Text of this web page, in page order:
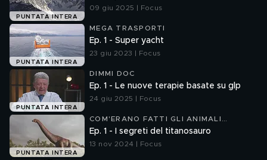
PUNTATA INTERA
09 giu 2025 | Focus
PUNTATA INTERA
MEGA TRASPORTI
Ep. 1 - Super yacht
23 giu 2023 | Focus
PUNTATA INTERA
DIMMI DOC
Ep. 1 - Le nuove terapie basate su glp
24 giu 2025 | Focus
PUNTATA INTERA
COM'ERANO FATTI GLI ANIMALI
PREISTORICI 2
Ep. 1 - I segreti del titanosauro
13 nov 2024 | Focus